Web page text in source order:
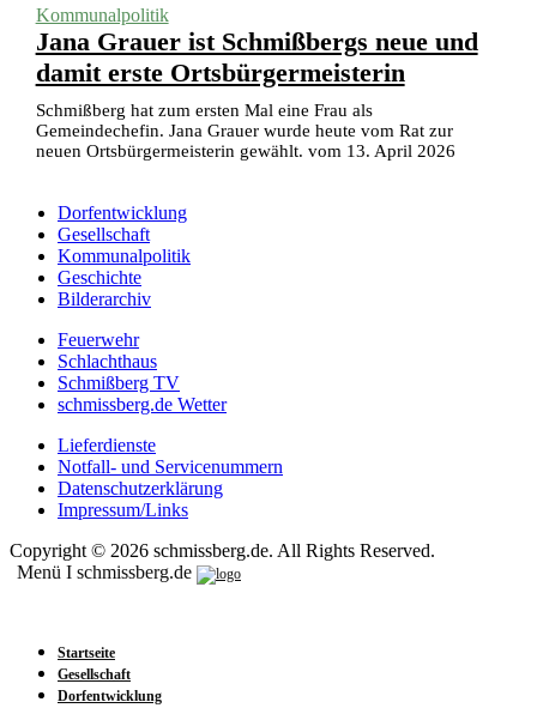
Kommunalpolitik
Jana Grauer ist Schmißbergs neue und
damit erste Ortsbürgermeisterin
Schmißberg hat zum ersten Mal eine Frau als
Gemeindechefin. Jana Grauer wurde heute vom Rat zur
neuen Ortsbürgermeisterin gewählt. vom 13. April 2026
Dorfentwicklung
Gesellschaft
Kommunalpolitik
Geschichte
Bilderarchiv
Feuerwehr
Schlachthaus
Schmißberg TV
schmissberg.de Wetter
Lieferdienste
Notfall- und Servicenummern
Datenschutzerklärung
Impressum/Links
Copyright © 2026 schmissberg.de. All Rights Reserved.
Menü I schmissberg.de
Startseite
Gesellschaft
Dorfentwicklung